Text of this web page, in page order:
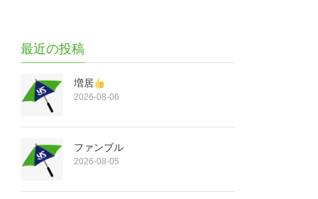
最近の投稿
増居
2026-08-06
ファンブル
2026-08-05